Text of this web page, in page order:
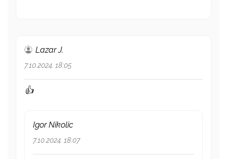
Lazar J.
7.10.2024. 18:05
👍
Igor Nikolic
7.10.2024. 18:07